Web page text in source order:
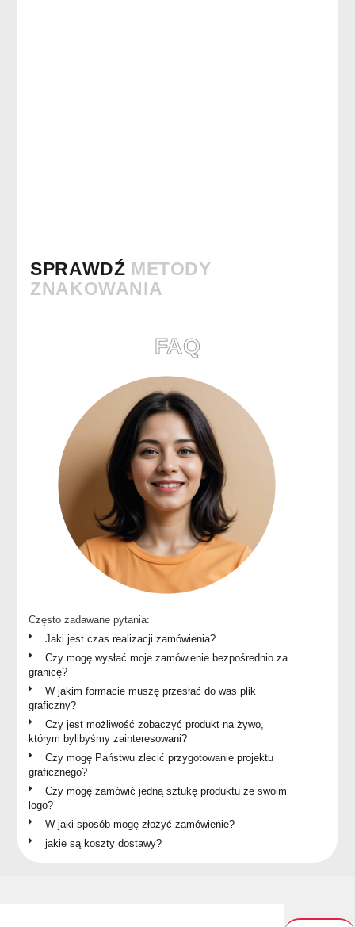
SPRAWDŹ METODY
ZNAKOWANIA
FAQ
Często zadawane pytania:
Jaki jest czas realizacji zamówienia?
Czy mogę wysłać moje zamówienie bezpośrednio za
granicę?
W jakim formacie muszę przesłać do was plik
graficzny?
Czy jest możliwość zobaczyć produkt na żywo,
którym bylibyśmy zainteresowani?
Czy mogę Państwu zlecić przygotowanie projektu
graficznego?
Czy mogę zamówić jedną sztukę produktu ze swoim
logo?
W jaki sposób mogę złożyć zamówienie?
jakie są koszty dostawy?